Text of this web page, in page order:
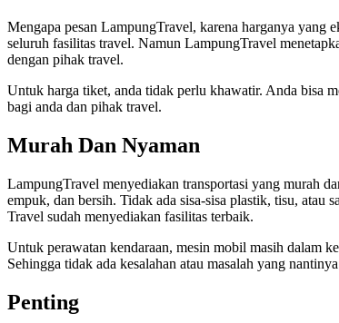
Mengapa pesan LampungTravel, karena harganya yang
seluruh fasilitas travel. Namun LampungTravel
dengan pihak travel.
Untuk harga tiket, anda tidak perlu khawatir. Anda bisa
bagi anda dan pihak travel.
Murah Dan Nyaman
LampungTravel menyediakan transportasi yang murah
empuk, dan bersih. Tidak ada sisa-sisa plastik, tisu, atau
Travel sudah menyediakan fasilitas terbaik.
Untuk perawatan kendaraan, mesin mobil masih dalam
Sehingga tidak ada kesalahan atau masalah yang
Penting